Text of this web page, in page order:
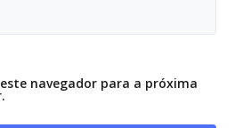
navegador para a próxima